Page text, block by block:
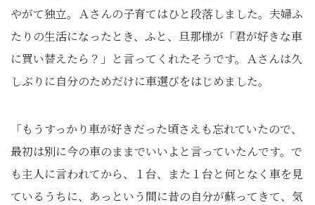
やがて独立。Ａさんの子育てはひと段落しました。夫婦ふ
たりの生活になったとき、ふと、旦那様が「君が好きな車
に買い替えたら？」と言ってくれたそうです。Ａさんは久
しぶりに自分のためだけに車選びをはじめました。
「もうすっかり車が好きだった頃さえも忘れていたので、
最初は別に今の車のままでいいよと言っていたんです。で
も主人に言われてから、１台、また１台と何となく車を見
ているうちに、あっという間に昔の自分が蘇ってきて、気